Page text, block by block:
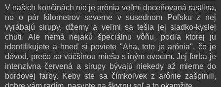
V našich končinách nie je arónia veľmi doceňovaná rastlina,
no o pár kilometrov severne v susednom Poľsku z nej
vyrábajú sirupy, džemy a veľmi sa tešia jej sladko-kyslej
chuti. Ale nemá nejakú špeciálnu vôňu, podľa ktorej ju
identifikujete a hneď si poviete "Aha, toto je arónia", čo je
dôvod, prečo sa väčšinou mieša s iným ovocím. Jej farba je
intenzívna červená a sirupy bývajú niekedy až mierne do
bordovej farby. Keby ste sa čímkoľvek z arónie zašpinili,